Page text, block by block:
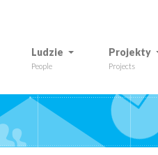
Ludzie
People
Projekty
Projects